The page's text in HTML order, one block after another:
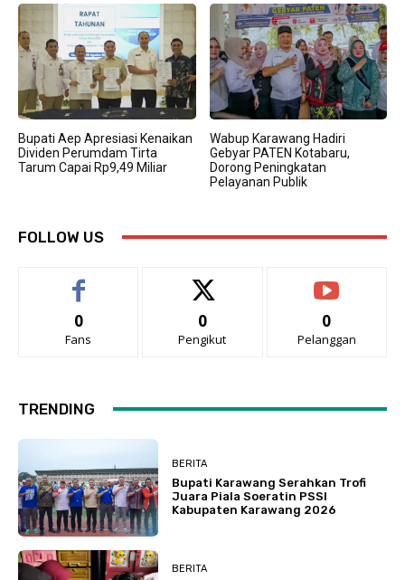
Bupati Aep Apresiasi Kenaikan
Dividen Perumdam Tirta
Tarum Capai Rp9,49 Miliar
Wabup Karawang Hadiri
Gebyar PATEN Kotabaru,
Dorong Peningkatan
Pelayanan Publik
FOLLOW US
0
Fans
0
Pengikut
0
Pelanggan
TRENDING
BERITA
Bupati Karawang Serahkan Trofi
Juara Piala Soeratin PSSI
Kabupaten Karawang 2026
BERITA